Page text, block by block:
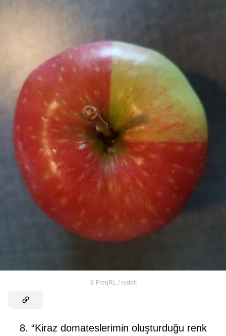
© FreqRL / reddit
8. “Kiraz domateslerimin oluşturduğu renk